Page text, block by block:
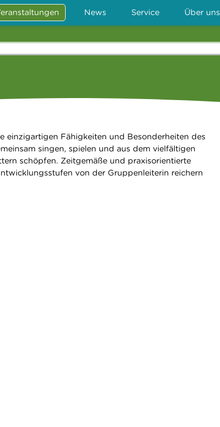
News Service Über uns
einzigartigen Fähigkeiten und Besonderheiten des
singen, spielen und aus dem vielfältigen
schöpfen. Zeitgemäße und praxisorientierte
von der Gruppenleiterin reichern